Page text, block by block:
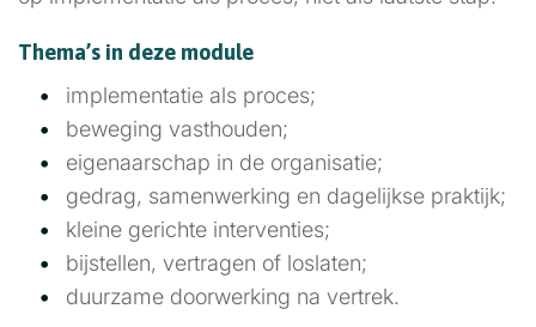
Thema’s in deze module
implementatie als proces;
beweging vasthouden;
eigenaarschap in de organisatie;
gedrag, samenwerking en dagelijkse praktijk;
kleine gerichte interventies;
bijstellen, vertragen of loslaten;
duurzame doorwerking na vertrek.